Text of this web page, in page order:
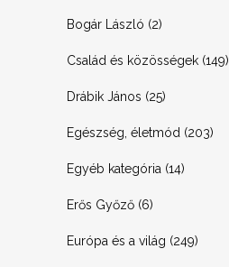
Bogár László (2)
Család és közösségek (149)
Drábik János (25)
Egészség, életmód (203)
Egyéb kategória (14)
Erős Győző (6)
Európa és a világ (249)